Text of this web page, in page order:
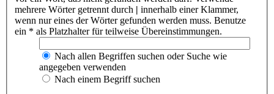
mehrere Wörter getrennt durch | innerhalb einer Klammer,
wenn nur eines der Wörter gefunden werden muss. Benutze
ein * als Platzhalter für teilweise Übereinstimmungen.
Nach allen Begriffen suchen oder Suche wie
angegeben verwenden
Nach einem Begriff suchen